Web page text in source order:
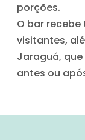
porções.
O bar
visitantes,
Jaraguá,
antes ou